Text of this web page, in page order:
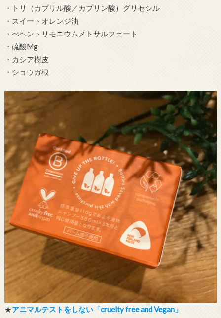
・トリ（カプリル酸／カプリン酸）グリセシル
・スイートオレンジ油
・べヘントリモニウムメトサルフェート
・硫酸Mg
・カシア樹皮
・ショウガ根
★アニマルテストをしない「cruelty free and Vegan」